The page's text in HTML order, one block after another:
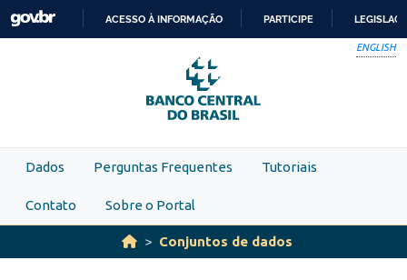
Skip to main content
PARA
O
CONTEÚDO
ACESSO À INFORMAÇÃO PARTICIPE
ENGLISH
Dados Perguntas Frequentes Tutoriais
Contato Sobre o Portal
Conjuntos de dados